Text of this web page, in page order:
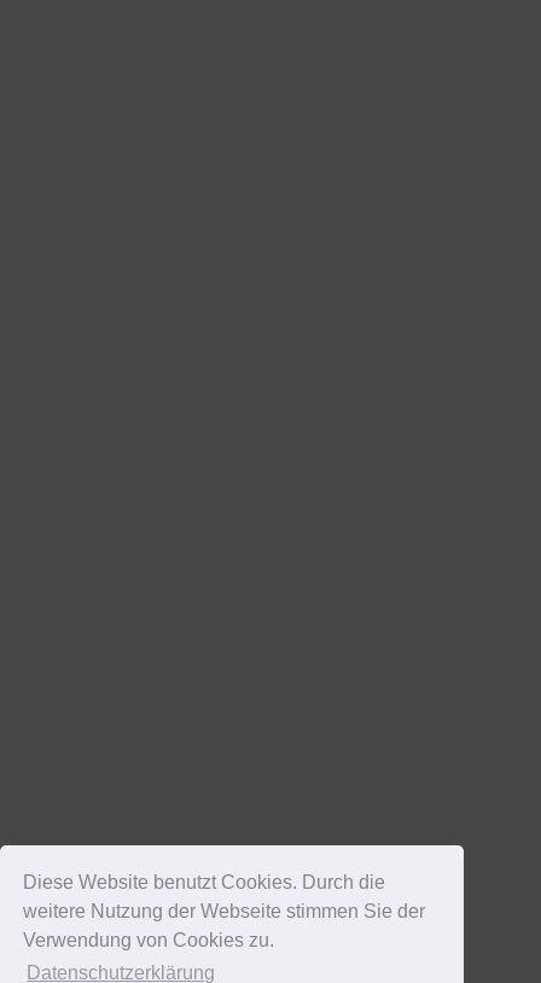
Diese Website benutzt Cookies. Durch die
weitere Nutzung der Webseite stimmen Sie der
Verwendung von Cookies zu.
Datenschutzerklärung